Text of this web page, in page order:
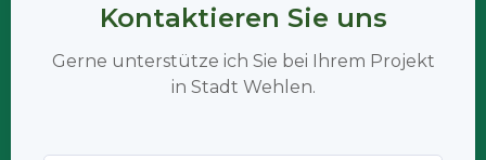
Kontaktieren Sie uns
Gerne unterstütze ich Sie bei Ihrem Projekt
in Stadt Wehlen.